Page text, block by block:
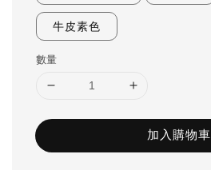
牛皮素色
數量
加入購物車